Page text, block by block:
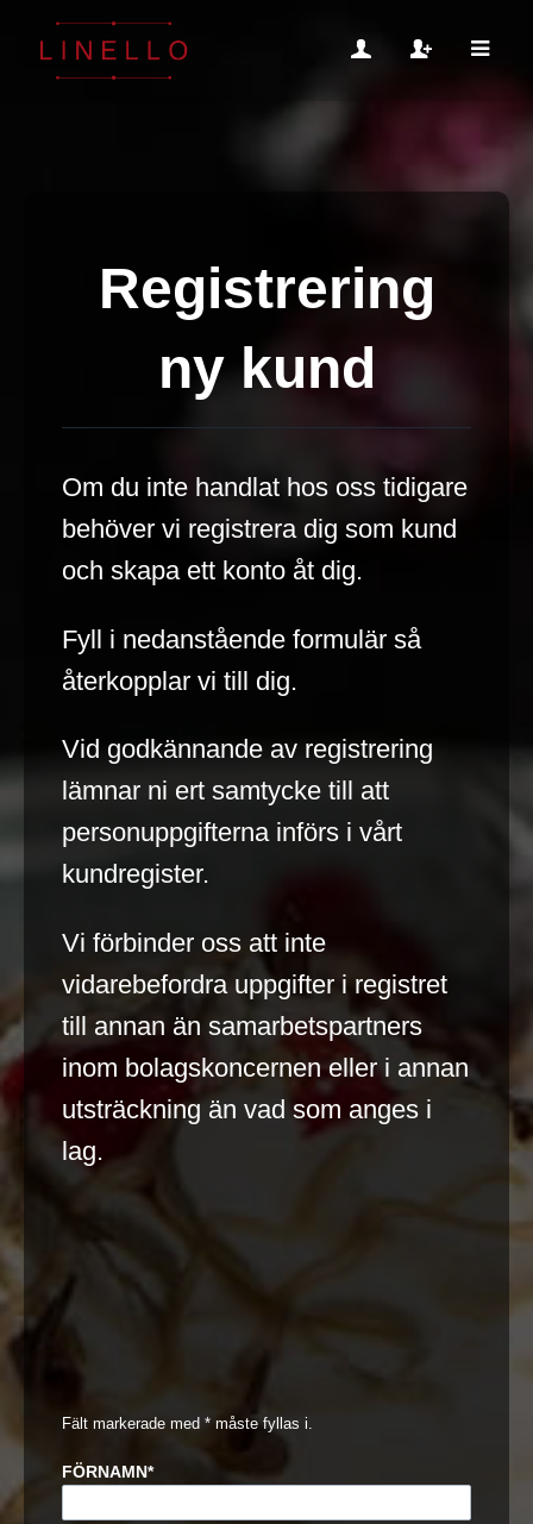
Registrering
ny kund
Om du inte handlat hos oss tidigare
behöver vi registrera dig som kund
och skapa ett konto åt dig.
Fyll i nedanstående formulär så
återkopplar vi till dig.
Vid godkännande av registrering
lämnar ni ert samtycke till att
personuppgifterna införs i vårt
kundregister.
Vi förbinder oss att inte
vidarebefordra uppgifter i registret
till annan än samarbetspartners
inom bolagskoncernen eller i annan
utsträckning än vad som anges i
lag.
Fält markerade med * måste fyllas i.
FÖRNAMN*